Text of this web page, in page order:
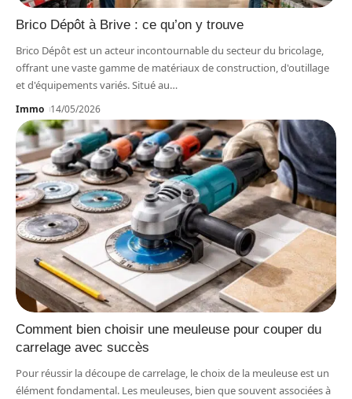
Brico Dépôt à Brive : ce qu’on y trouve
Brico Dépôt est un acteur incontournable du secteur du bricolage,
offrant une vaste gamme de matériaux de construction, d'outillage
et d'équipements variés. Situé au…
Immo 14/05/2026
Comment bien choisir une meuleuse pour couper du
carrelage avec succès
Pour réussir la découpe de carrelage, le choix de la meuleuse est un
élément fondamental. Les meuleuses, bien que souvent associées à